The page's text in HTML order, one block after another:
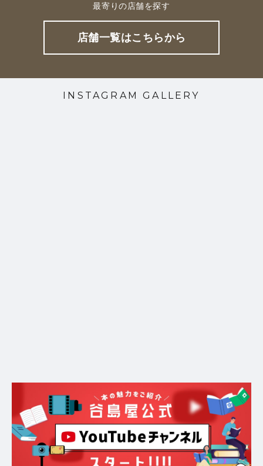
最寄りの店舗を探す
店舗一覧はこちらから
INSTAGRAM GALLERY